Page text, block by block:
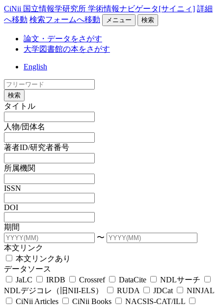
CiNii 国立情報学研究所 学術情報ナビゲータ[サイニィ] 詳細
へ移動 検索フォームへ移動 メニュー 検索
論文・データをさがす
大学図書館の本をさがす
English
検索
タイトル
人物/団体名
著者ID/研究者番号
所属機関
ISSN
DOI
期間
〜
本文リンク
本文リンクあり
データソース
JaLC
IRDB Crossref DataCite
NDLサーチ
NDLデジコレ（旧NII-ELS）
RUDA JDCat
NINJAL
CiNii Articles
CiNii Books
NACSIS-CAT/ILL